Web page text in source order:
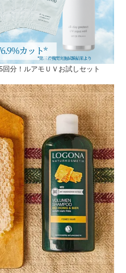
回分！ルアモＵＶお試しセット